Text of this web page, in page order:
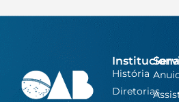
História
Diretorias